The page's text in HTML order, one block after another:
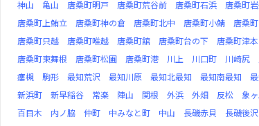
神山
亀山 唐桑町明戸 唐桑町荒谷前 唐桑町石浜 唐桑町
唐桑町上鮪立
唐桑町神の倉 唐桑町北中 唐桑町小鯖 唐桑
唐桑町只越
唐桑町唯越 唐桑町舘 唐桑町台の下 唐桑町津本
唐桑町東舞根
唐桑町松圃 唐桑町港 川上 川口町 川崎尻
瘻槻
駒形 最知荒沢 最知川原 最知北最知 最知南最知
新浜町
新早稲谷 常楽 陣山 関根 外浜 外畑 反松 象
百目木
内ノ脇 仲町 中みなと町 中山 長磯赤貝 長磯後沢